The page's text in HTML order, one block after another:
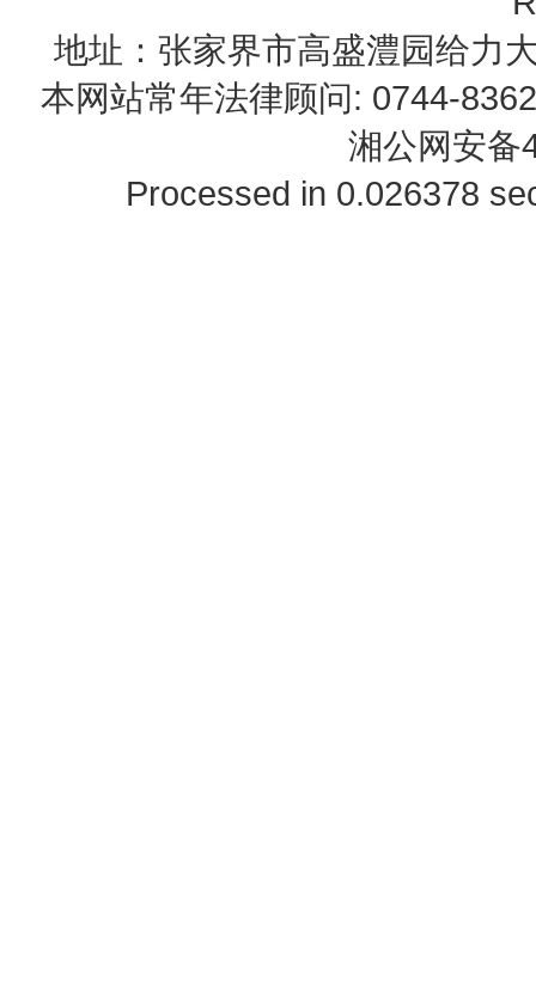
地址：张家界市高盛澧园给力
本网站常年法律顾问: 0744-
湘公网安备
Processed in 0.026378